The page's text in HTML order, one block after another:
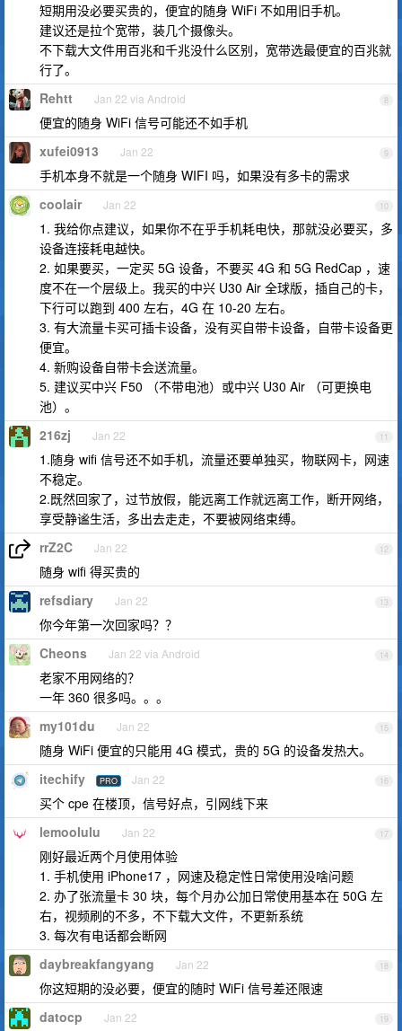
短期用没必要买贵的，便宜的随身 WiFi 不如用旧手机。
建议还是拉个宽带，装几个摄像头。
不下载大文件用百兆和千兆没什么区别，宽带选最便宜的百兆就
行了。
8
Rehtt Jan 22 via Android
便宜的随身 WiFi 信号可能还不如手机
9
xufei0913 Jan 22
手机本身不就是一个随身 WIFI 吗，如果没有多卡的需求
10
coolair Jan 22
1. 我给你点建议，如果你不在乎手机耗电快，那就没必要买，多
设备连接耗电越快。
2. 如果要买，一定买 5G 设备，不要买 4G 和 5G RedCap ，速
度不在一个层级上。我买的中兴 U30 Air 全球版，插自己的卡，
下行可以跑到 400 左右，4G 在 10-20 左右。
3. 有大流量卡买可插卡设备，没有买自带卡设备，自带卡设备更
便宜。
4. 新购设备自带卡会送流量。
5. 建议买中兴 F50 （不带电池）或中兴 U30 Air （可更换电
池）。
11
216zj Jan 22
1.随身 wifi 信号还不如手机，流量还要单独买，物联网卡，网速
不稳定。
2.既然回家了，过节放假，能远离工作就远离工作，断开网络，
享受静谧生活，多出去走走，不要被网络束缚。
12
rrZ2C Jan 22
随身 wifi 得买贵的
13
refsdiary Jan 22
你今年第一次回家吗？？
14
Cheons Jan 22 via Android
老家不用网络的？
一年 360 很多吗。。。
15
my101du Jan 22
随身 WiFi 便宜的只能用 4G 模式，贵的 5G 的设备发热大。
16
itechify PRO Jan 22
买个 cpe 在楼顶，信号好点，引网线下来
17
lemoolulu Jan 22
刚好最近两个月使用体验
1. 手机使用 iPhone17 ，网速及稳定性日常使用没啥问题
2. 办了张流量卡 30 块，每个月办公加日常使用基本在 50G 左
右，视频刷的不多，不下载大文件，不更新系统
3. 每次有电话都会断网
18
daybreakfangyang Jan 22
你这短期的没必要，便宜的随时 WiFi 信号差还限速
19
datocp Jan 22